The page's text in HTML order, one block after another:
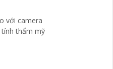
với camera
thẩm mỹ